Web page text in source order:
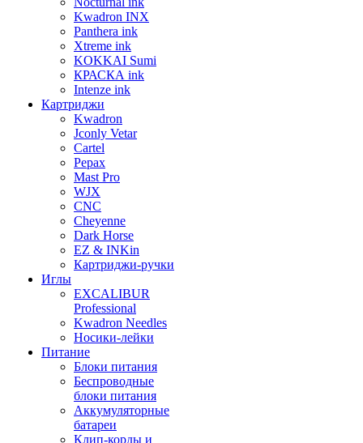
Kwadron INX
Panthera ink
Xtreme ink
KOKKAI Sumi
КРАСКА ink
Intenze ink
Картриджи
Kwadron
Jconly Vetar
Cartel
Pepax
Mast Pro
WJX
CNC
Cheyenne
Dark Horse
EZ & INKin
Картриджи-ручки
Иглы
EXCALIBUR
Professional
Kwadron Needles
Носики-лейки
Питание
Блоки питания
Беспроводные
блоки питания
Аккумуляторные
батареи
Клип-корды и